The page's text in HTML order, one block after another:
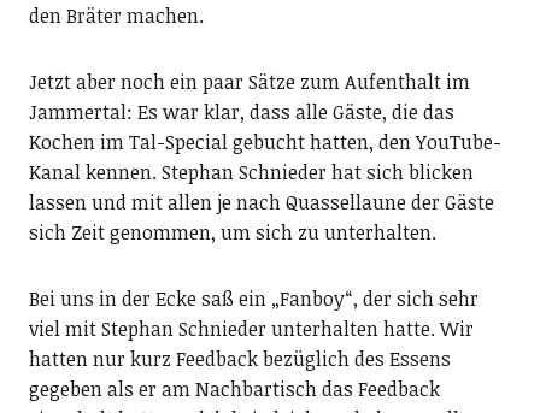
den Bräter machen.
Jetzt aber noch ein paar Sätze zum Aufenthalt im
Jammertal: Es war klar, dass alle Gäste, die das
Kochen im Tal-Special gebucht hatten, den YouTube-
Kanal kennen. Stephan Schnieder hat sich blicken
lassen und mit allen je nach Quassellaune der Gäste
sich Zeit genommen, um sich zu unterhalten.
Bei uns in der Ecke saß ein „Fanboy“, der sich sehr
viel mit Stephan Schnieder unterhalten hatte. Wir
hatten nur kurz Feedback bezüglich des Essens
gegeben als er am Nachbartisch das Feedback